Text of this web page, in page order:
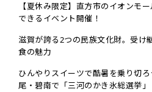
【夏休み限定】直方市のイオンモ
できるイベント開催！
滋賀が誇る2つの民族文化財。受け
食の魅力
ひんやりスイーツで酷暑を乗り切
尾・碧南で「三河のかき氷総選挙」